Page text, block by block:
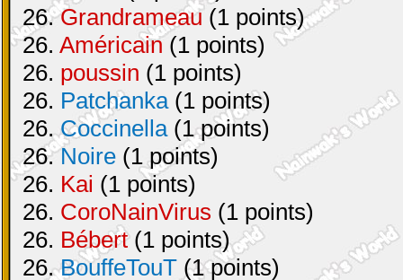
26.Grandrameau (1 points)
26. Américain (1 points)
26. poussin (1 points)
26. Patchanka(1 points)
26.Coccinella(1 points)
26.Noire (1 points)
26. Kai (1 points)
26. CoroNainVirus (1 points)
26. Bébert(1 points)
26.BouffeTouT (1 points)